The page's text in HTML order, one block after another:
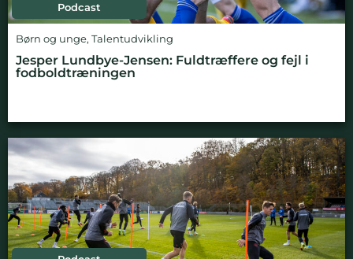
Podcast
Børn og unge, Talentudvikling
Jesper Lundbye-Jensen: Fuldtræffere og fejl i
fodboldtræningen